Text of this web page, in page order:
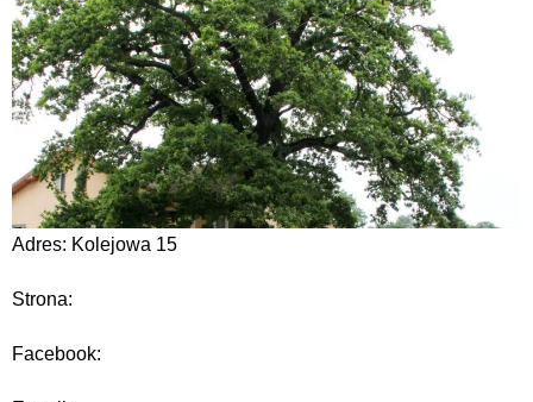
Adres: Kolejowa 15
Strona:
Facebook: